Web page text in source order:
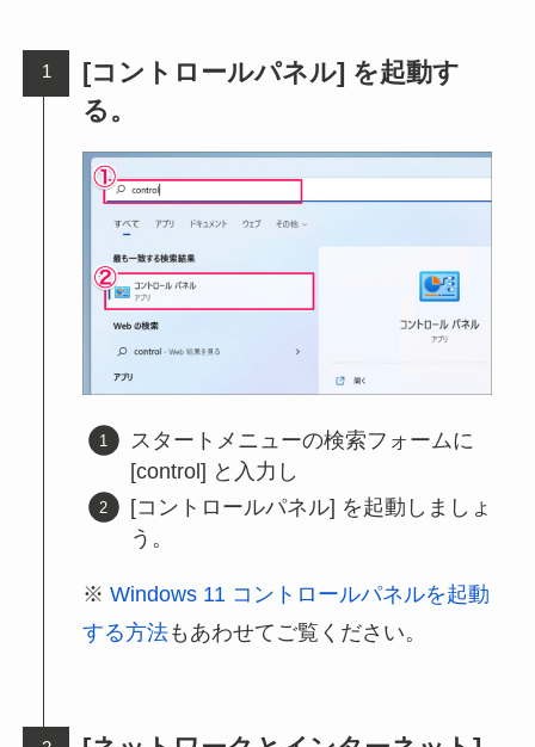
[コントロールパネル] を起動す
る。
スタートメニューの検索フォームに
[control] と入力し
[コントロールパネル] を起動しましょ
う。
Windows 11 コントロールパネルを起動
する方法もあわせてご覧ください。